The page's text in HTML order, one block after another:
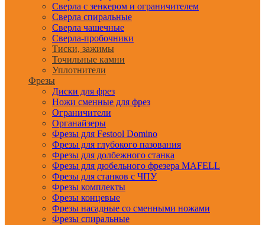
Сверла с зенкером и ограничителем
Сверла спиральные
Сверла чашечные
Сверла-пробочники
Тиски, зажимы
Точильные камни
Уплотнители
Фрезы
Диски для фрез
Ножи сменные для фрез
Ограничители
Органайзеры
Фрезы для Festool Domino
Фрезы для глубокого пазования
Фрезы для долбежного станка
Фрезы для дюбельного фрезера MAFELL
Фрезы для станков с ЧПУ
Фрезы комплекты
Фрезы концевые
Фрезы насадные со сменными ножами
Фрезы спиральные